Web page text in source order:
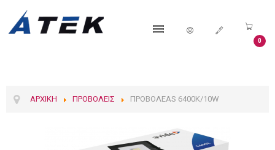
0
ΑΡΧΙΚΉ ΠΡΟΒΟΛΕΊΣ ΠΡΟΒΟΛΕΑS 6400K/10W